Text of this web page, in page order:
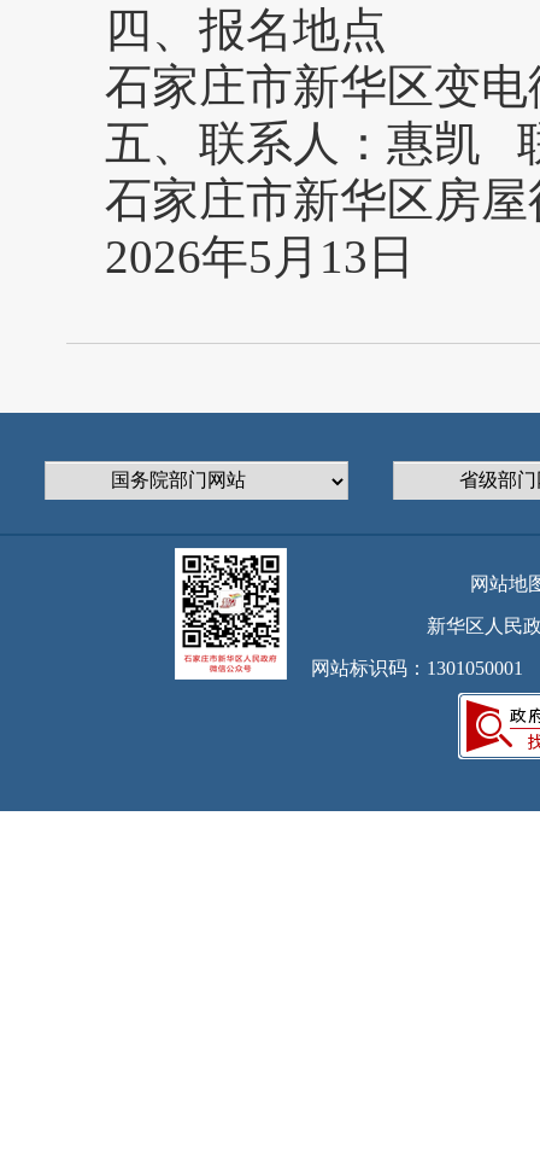
四、报名地点
石家庄市新华区变
五、联系人：惠凯
石家庄市新华区房
2026年5月13日